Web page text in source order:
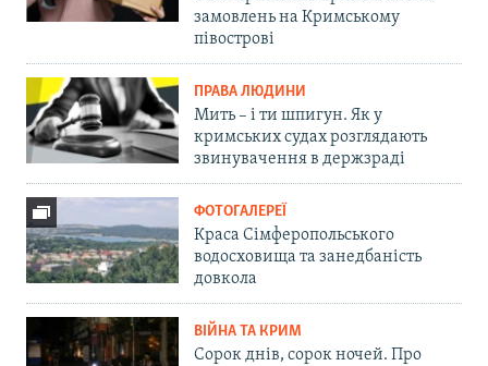
замовлень на Кримському
півострові
ПРАВА ЛЮДИНИ
Мить – і ти шпигун. Як у
кримських судах розглядають
звинувачення в держзраді
ФОТОГАЛЕРЕЇ
Краса Сімферопольського
водосховища та занедбаність
довкола
ВІЙНА ТА КРИМ
Сорок днів, сорок ночей. Про